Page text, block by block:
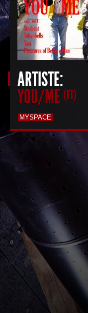
ARTISTE:
YOU/ME (FI)
MYSPACE